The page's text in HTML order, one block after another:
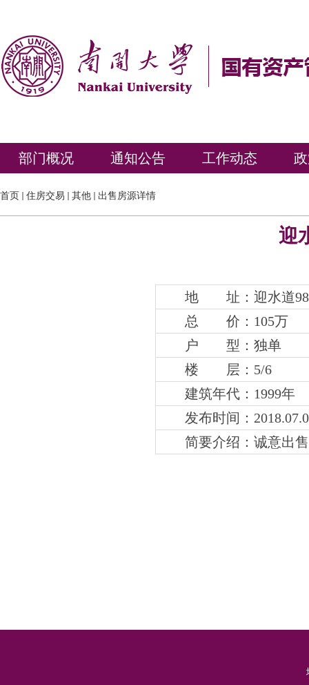
部门概况 通知公告 工作动态
首页 住房交易 其他 出售房源详情
迎
地 址：迎水道98
总 价：105万
户 型：独单
楼 层：5/6
建筑年代：1999年
发布时间：
简要介绍： 诚意出